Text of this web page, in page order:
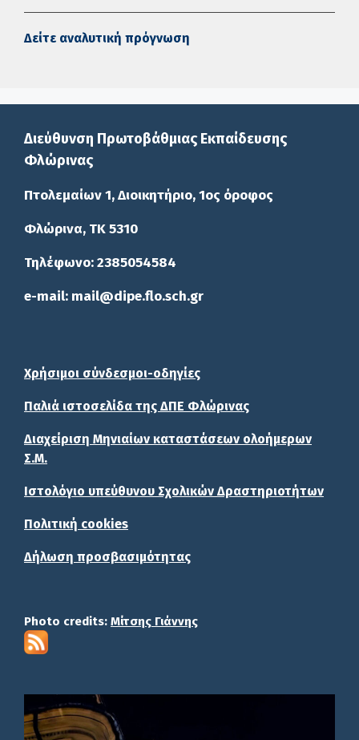
Δείτε αναλυτική πρόγνωση
Διεύθυνση Πρωτοβάθμιας Εκπαίδευσης
Φλώρινας
Πτολεμαίων 1, Διοικητήριο, 1ος όροφος
Φλώρινα, ΤΚ 5310
Τηλέφωνο: 2385054584
e-mail: mail@dipe.flo.sch.gr
Χρήσιμοι σύνδεσμοι-οδηγίες
Παλιά ιστοσελίδα της ΔΠΕ Φλώρινας
Διαχείριση Μηνιαίων καταστάσεων ολοήμερων
Σ.Μ.
Ιστολόγιο υπεύθυνου Σχολικών Δραστηριοτήτων
Πολιτική cookies
Δήλωση προσβασιμότητας
Photo credits: Μίτσης Γιάννης